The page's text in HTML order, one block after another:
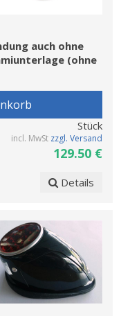
auch ohne
(ohne
Stück
incl. MwSt zzgl. Versand
129.50 €
Details